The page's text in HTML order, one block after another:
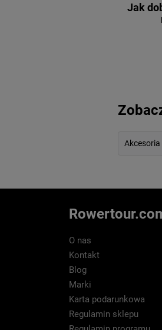
Jak
Akcesoria
O nas
Kontakt
Blog
Marki
Karta podarunkowa
Regulamin sklepu